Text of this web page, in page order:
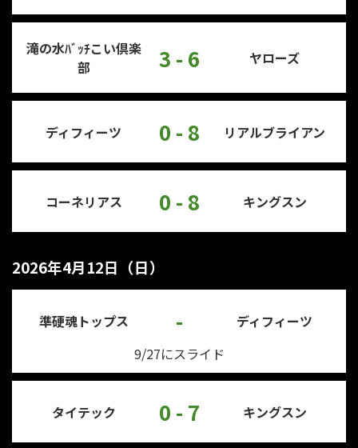
滝の水ﾊﾞｯﾁこい倶楽
部
3 - 6 ヤローズ
ディフィーツ 0 - 8 リアルブライアン
コーネリアス 0 - 8 キングスン
2026年4月12日（日）
準硬魂トップス -
ディフィーツ
9/27にスライド
タイテック 0 - 7 キングスン